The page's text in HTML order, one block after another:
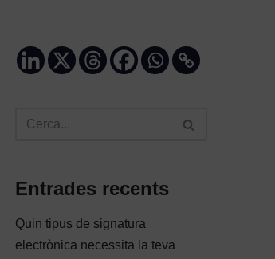
Entrades recents
Quin tipus de signatura
electrònica necessita la teva